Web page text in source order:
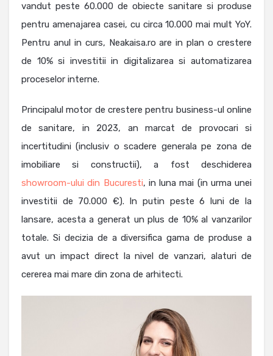
vandut peste 60.000 de obiecte sanitare si produse
pentru amenajarea casei, cu circa 10.000 mai mult YoY.
Pentru anul in curs, Neakaisa.ro are in plan o crestere
de 10% si investitii in digitalizarea si automatizarea
proceselor interne.
Principalul motor de crestere pentru business-ul online
de sanitare, in 2023, an marcat de provocari si
incertitudini (inclusiv o scadere generala pe zona de
imobiliare si constructii), a fost deschiderea
showroom-ului din Bucuresti, in luna mai (in urma unei
investitii de 70.000 €). In putin peste 6 luni de la
lansare, acesta a generat un plus de 10% al vanzarilor
totale. Si decizia de a diversifica gama de produse a
avut un impact direct la nivel de vanzari, alaturi de
cererea mai mare din zona de arhitecti.